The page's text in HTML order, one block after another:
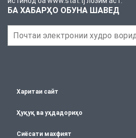
БА ХАБАРҲО ОБУНА ШАВЕД
Харитаи сайт
Ҳуқуқ ва уҳдадориҳо
Сиёсати махфият